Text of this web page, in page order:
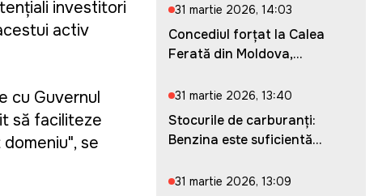
investitori
activ
cu Guvernul
să faciliteze
se
31 martie 2026, 14:03
Concediul forțat la Calea
Ferată din Moldova,
31 martie 2026, 13:40
Stocurile de carburanți:
Benzina este suficientă
31 martie 2026, 13:09